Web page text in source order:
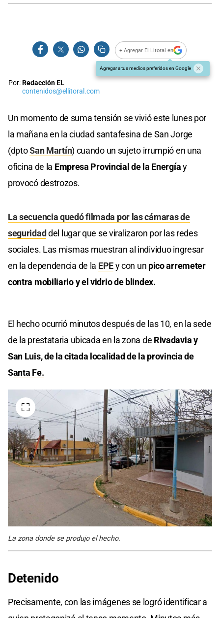
+ Agregar El Litoral en
Agregar a tus medios preferidos en Google
Por:Redacción EL
contenidos@ellitoral.com
Un momento de suma tensión se vivió este lunes por
la mañana en la ciudad santafesina de San Jorge
(dptoSan Martín) cuando un sujeto irrumpió en una
oficina de la Empresa Provincial de la Energíay
provocó destrozos.
La secuencia quedó filmada por las cámaras de
seguridad del lugar que se viralizaron por las redes
sociales. Las mismas muestran al individuo ingresar
en la dependencia de la EPEy con un pico arremeter
contra mobiliario y el vidrio de blindex.
El hecho ocurrió minutos después de las 10, en la sede
de la prestataria ubicada en la zona de Rivadavia y
San Luis, de la citada localidad de la provincia de
Santa Fe.
La zona donde se produjo el hecho.
Detenido
Precisamente, con las imágenes se logró identificar a